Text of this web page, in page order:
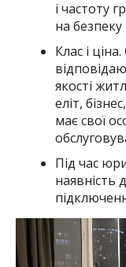
і частоту
на безпеку
Клас і
якості
еліт,
має свої
Під час
наявність